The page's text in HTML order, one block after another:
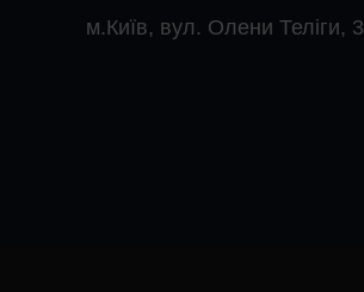
м.Київ, вул. Олени Теліги, 3